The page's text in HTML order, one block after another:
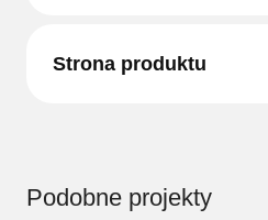
Strona produktu
Podobne projekty